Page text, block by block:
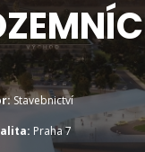
Stavebnictví
Praha 7